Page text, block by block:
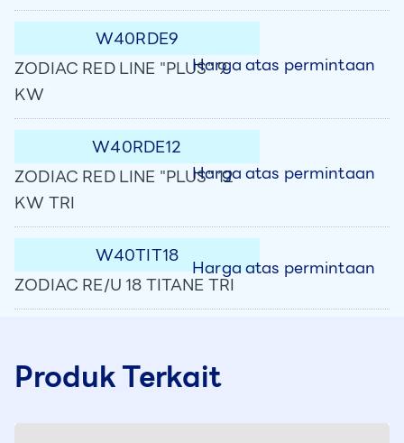
W40RDE9
ZODIAC RED LINE "PLUS" 9
KW
Harga atas permintaan
W40RDE12
ZODIAC RED LINE "PLUS" 12
KW TRI
Harga atas permintaan
W40TIT18
ZODIAC RE/U 18 TITANE TRI
Harga atas permintaan
Produk Terkait